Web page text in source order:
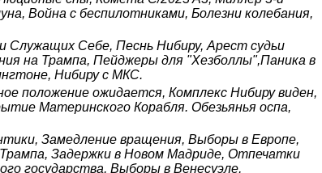
Война с беспилотниками, Болезни колебания,
Служащих Себе, Песнь Нибиру, Арест судьи
на Трампа, Пейджеры для "Хезболлы",Паника в
Нибиру с МКС.
положение ожидается, Комплекс Нибиру виден,
Материнского Корабля. Обезьянья оспа,
Замедление вращения, Выборы в Европе,
Задержки в Новом Мадриде, Отпечатки
государства, Выборы в Венесуэле,